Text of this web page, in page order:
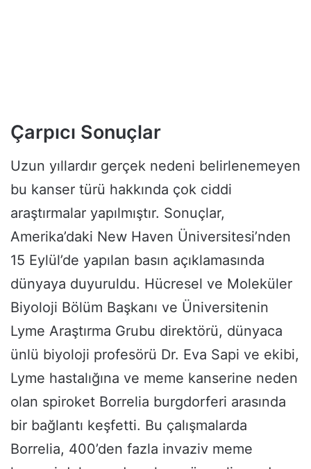
Çarpıcı Sonuçlar
Uzun yıllardır gerçek nedeni belirlenemeyen
bu kanser türü hakkında çok ciddi
araştırmalar yapılmıştır. Sonuçlar,
Amerika’daki New Haven Üniversitesi’nden
15 Eylül’de yapılan basın açıklamasında
dünyaya duyuruldu. Hücresel ve Moleküler
Biyoloji Bölüm Başkanı ve Üniversitenin
Lyme Araştırma Grubu direktörü, dünyaca
ünlü biyoloji profesörü Dr. Eva Sapi ve ekibi,
Lyme hastalığına ve meme kanserine neden
olan spiroket Borrelia burgdorferi arasında
bir bağlantı keşfetti. Bu çalışmalarda
Borrelia, 400’den fazla invaziv meme